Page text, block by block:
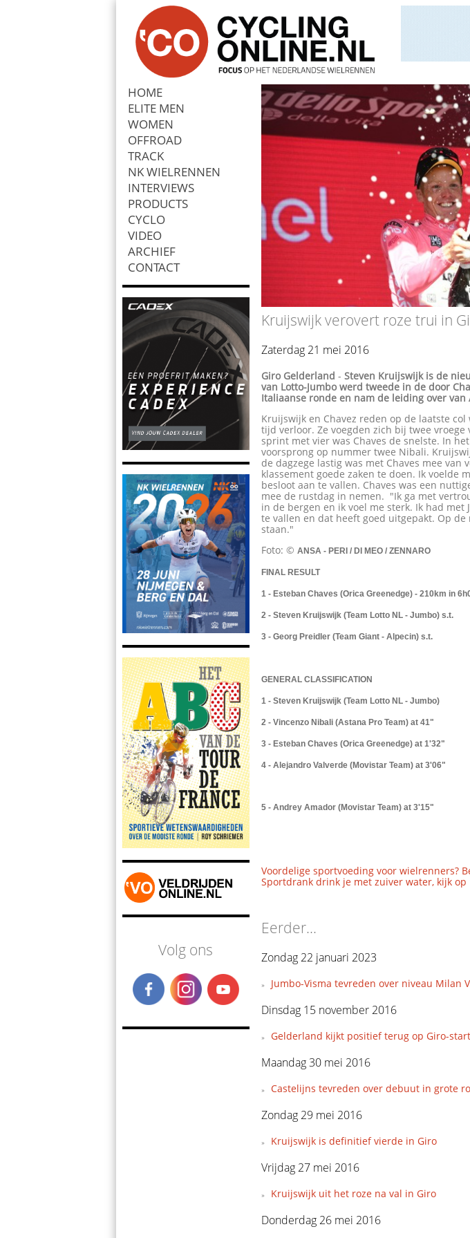
HOME
ELITE MEN
WOMEN
OFFROAD
TRACK
NK WIELRENNEN
INTERVIEWS
PRODUCTS
CYCLO
VIDEO
ARCHIEF
CONTACT
Zoek
Volg ons
Kruijswijk verovert roze trui in
Zaterdag 21 mei 2016
Giro Gelderland -Steven Kruijswijk is de
van Lotto-Jumbo werd tweede in de door
Italiaanse ronde en nam de leiding over van
Kruijswijk en Chavez reden op de laatste
tijd verloor. Ze voegden zich bij twee
sprint met vier was Chaves de snelste. In
voorsprong op nummer twee Nibali.
de dagzege lastig was met Chaves mee
klassement goede zaken te doen. Ik voelde
besloot aan te vallen. Chaves was een
mee de rustdag in nemen. "Ik ga met
in de bergen en ik voel me sterk. Ik had met
te vallen en dat heeft goed uitgepakt. Op
staan."
Foto: ©ANSA - PERI / DI MEO / ZENNARO
FINAL RESULT
1 - Esteban Chaves (Orica Greenedge) - 210km in
2 - Steven Kruijswijk (Team Lotto NL - Jumbo) s.t.
3 - Georg Preidler (Team Giant - Alpecin) s.t.
GENERAL CLASSIFICATION
1 - Steven Kruijswijk (Team Lotto NL - Jumbo)
2 - Vincenzo Nibali (Astana Pro Team) at 41"
3 - Esteban Chaves (Orica Greenedge) at 1'32"
4 - Alejandro Valverde (Movistar Team) at 3'06"
5 - Andrey Amador (Movistar Team) at 3'15"
Voordelige sportvoeding voor wielrenners?
Sportdrank drink je met zuiver water, kijk
Eerder...
Zondag 22 januari 2023
Jumbo-Visma tevreden over niveau Milan
Dinsdag 15 november 2016
Gelderland kijkt positief terug op Giro-start
Maandag 30 mei 2016
Castelijns tevreden over debuut in grote
Zondag 29 mei 2016
Kruijswijk is definitief vierde in Giro
Vrijdag 27 mei 2016
Kruijswijk uit het roze na val in Giro
Donderdag 26 mei 2016